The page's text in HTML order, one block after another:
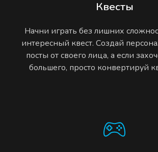
Квесты
Начни играть без лишних
интересный квест. Создай
посты от своего лица, а если
большего, просто конвертируй